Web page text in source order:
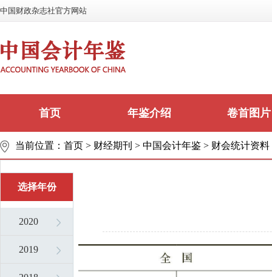
中国财政杂志社官方网站
首页 年鉴介绍 卷首图片
当前位置： 首页 > 财经期刊 > 中国会计年鉴 > 财会统计资料
选择年份
2020
2019